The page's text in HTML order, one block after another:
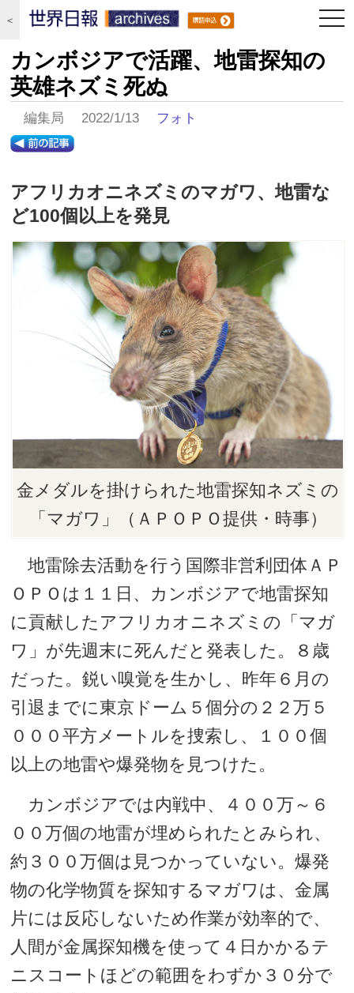
＜
カンボジアで活躍、地雷探知の
英雄ネズミ死ぬ
編集局 2022/1/13 フォト
アフリカオニネズミのマガワ、地雷な
ど100個以上を発見
金メダルを掛けられた地雷探知ネズミの
「マガワ」（ＡＰＯＰＯ提供・時事）
地雷除去活動を行う国際非営利団体ＡＰ
ＯＰＯは１１日、カンボジアで地雷探知
に貢献したアフリカオニネズミの「マガ
ワ」が先週末に死んだと発表した。８歳
だった。鋭い嗅覚を生かし、昨年６月の
引退までに東京ドーム５個分の２２万５
０００平方メートルを捜索し、１００個
以上の地雷や爆発物を見つけた。
カンボジアでは内戦中、４００万～６
００万個の地雷が埋められたとみられ、
約３００万個は見つかっていない。爆発
物の化学物質を探知するマガワは、金属
片には反応しないため作業が効率的で、
人間が金属探知機を使って４日かかるテ
ニスコートほどの範囲をわずか３０分で